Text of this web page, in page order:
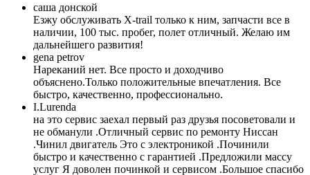
caша донской
Езжу обслуживать X-trail только к ним, запчасти все в
наличии, 100 тыс. пробег, полет отличный. Желаю им
дальнейшего развития!
gena petrov
Нареканий нет. Все просто и доходчиво
объяснено.Только положительные впечатления. Все
быстро, качественно, профессионально.
I.Lurenda
на это сервис заехал первый раз друзья посоветовали и
не обманули .Отличный сервис по ремонту Ниссан
.Чинил двигатель Это с электроникой .Починили
быстро и качественно с гарантией .Предложили массу
услуг Я доволен починкой и сервисом .Большое спасибо